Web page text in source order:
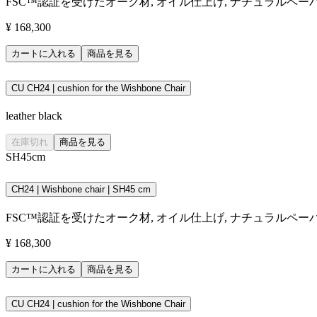
¥ 168,300
カートに入れる 商品を見る
CU CH24 | cushion for the Wishbone Chair
leather black
在庫切れ 商品を見る
SH45cm
CH24 | Wishbone chair | SH45 cm
FSC™認証を受けたオーク材, オイル仕上げ, ナチュラルペー
¥ 168,300
カートに入れる 商品を見る
CU CH24 | cushion for the Wishbone Chair